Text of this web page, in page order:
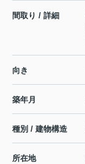
間取り / 詳細
向き
築年月
種別 / 建物構造
所在地